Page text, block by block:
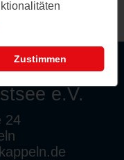
e.V.
24
Zustimmen